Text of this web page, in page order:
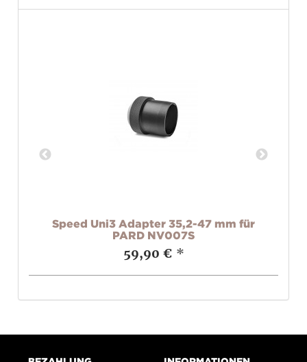
Speed Uni3 Adapter 35,2-47 mm für
PARD NV007S
59,90 € *